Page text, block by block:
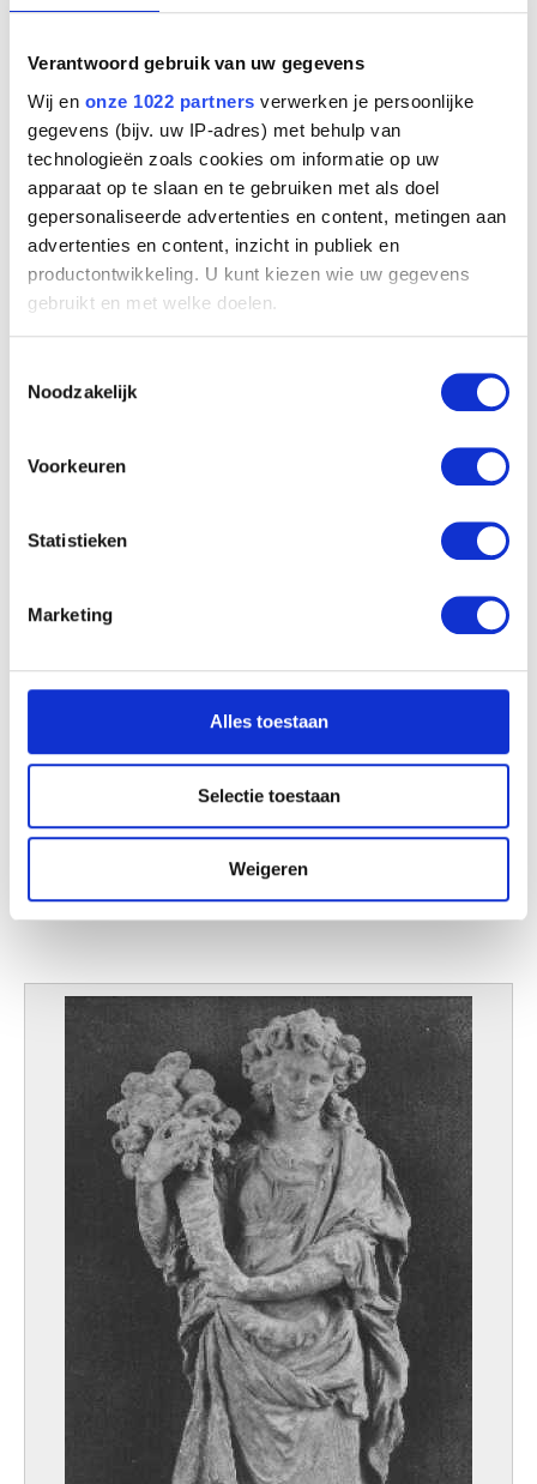
Verantwoord gebruik van uw gegevens
Wij en onze 1022 partners verwerken je persoonlijke
gegevens (bijv. uw IP-adres) met behulp van
technologieën zoals cookies om informatie op uw
apparaat op te slaan en te gebruiken met als doel
gepersonaliseerde advertenties en content, metingen aan
advertenties en content, inzicht in publiek en
productontwikkeling. U kunt kiezen wie uw gegevens
gebruikt en met welke doelen.
Informatie verzamelen over uw geografische
locatie, die tot een paar meter nauwkeurig kan zijn
scannen op specifieke eigenschappen (fingerprinting)
detailgedeeltein.
U kunt uw toestemming op elk moment wijzigen of
We gebruiken cookies om content en advertenties te
personaliseren, om functies voor social media te bieden
en om ons websiteverkeer te analyseren. Ook delen we
informatie over uw gebruik van onze site met onze
partners voor social media, adverteren en analyse. Deze
informatie die u aan ze heeft verstrekt of die ze hebben
verzameld op basis van uw gebruik van hun services.
Noodzakelijk
Voorkeuren
Statistieken
Marketing
Alles toestaan
Selectie toestaan
Weigeren
Artus I Quellinus (school van)